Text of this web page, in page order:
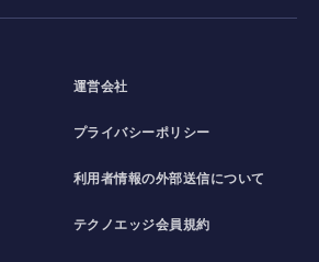
運営会社
プライバシーポリシー
利用者情報の外部送信について
テクノエッジ会員規約